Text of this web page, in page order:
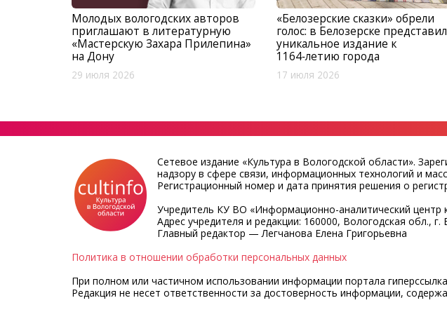
Молодых вологодских авторов
приглашают в литературную
«Мастерскую Захара Прилепина»
на Дону
29 июля 2026
«Белозерские сказки» обрели
голос: в Белозерске
уникальное издание к
1164‑летию города
17 июля 2026
Сетевое издание «Культура в Вологодской области».
надзору в сфере связи, информационных технологий и
Регистрационный номер и дата принятия решения о
Учредитель КУ ВО «Информационно-аналитический центр
Адрес учредителя и редакции: 160000, Вологодская обл.,
Главный редактор — Легчанова Елена Григорьевна
Политика в отношении обработки персональных данных
При полном или частичном использовании информации портала
Редакция не несет ответственности за достоверность информации,